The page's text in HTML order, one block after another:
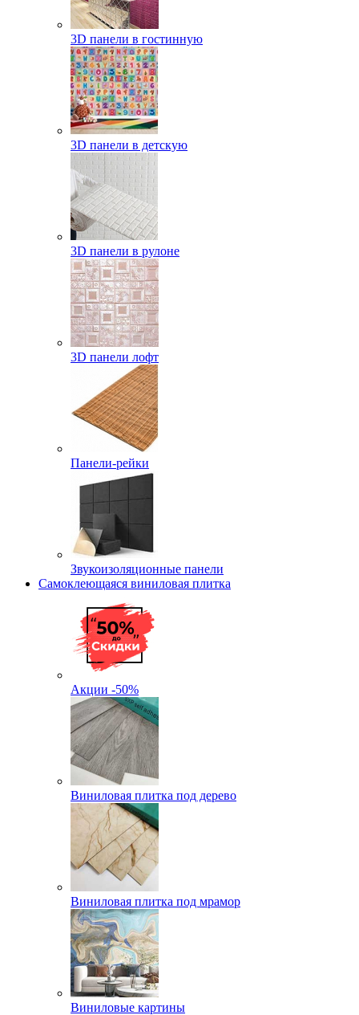
3D панели в гостинную
3D панели в детскую
3D панели в рулоне
3D панели лофт
Панели-рейки
Звукоизоляционные панели
Самоклеющаяся виниловая плитка
Акции -50%
Виниловая плитка под дерево
Виниловая плитка под мрамор
Виниловые картины